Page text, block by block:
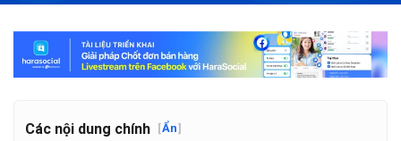
Các nội dung chính [Ẩn]